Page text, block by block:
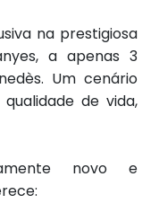
na prestigiosa
a apenas 3
Um cenário
de vida,
novo e